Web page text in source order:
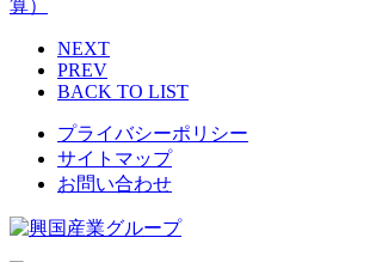
算）
NEXT
PREV
BACK TO LIST
プライバシーポリシー
サイトマップ
お問い合わせ